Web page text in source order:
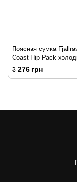
Поясная сумка
Coast Hip Pack
зеленый
3 276 грн